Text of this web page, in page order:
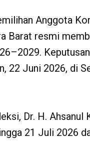
Anggota
Barat resmi
22 Juni 2026, di
Dr. H. Ahsanul
21 Juli 2026